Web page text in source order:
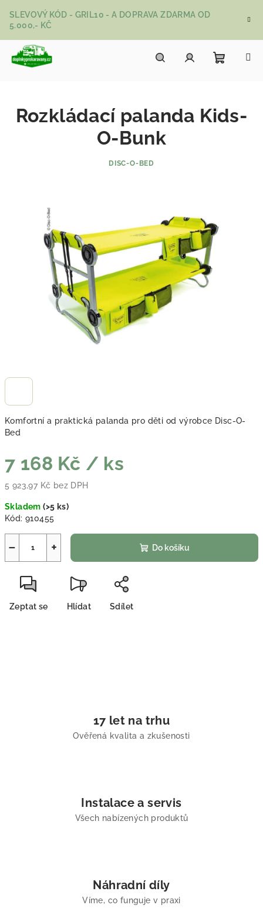
SLEVOVÝ KÓD - GRIL10 - A DOPRAVA ZDARMA OD
5.000,- KČ
Komfortní a praktická palanda pro děti od výrobce Disc-O-
Bed
7 168 Kč / ks
5 923,97 Kč bez DPH
Skladem(>5 ks)
Kód: 910455
+
− Do košíku
Zeptat se Hlídat Sdílet
Rozkládací palanda Kids-
O-Bunk
DISC-O-BED
17 let na trhu
Ověřená kvalita a zkušenosti
Instalace a servis
Všech nabízených produktů
Náhradní díly
Víme, co funguje v praxi